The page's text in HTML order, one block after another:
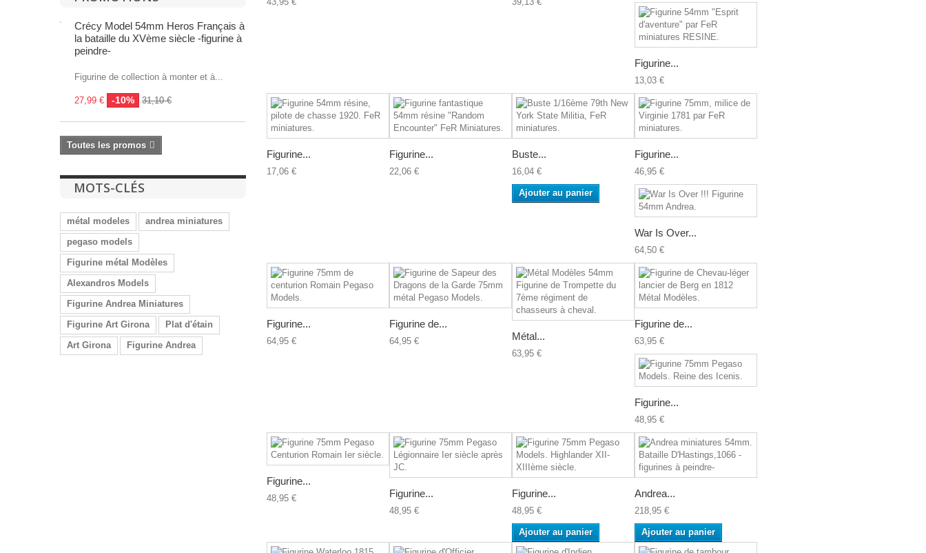
Crécy Model 54mm Heros Français à
la bataille du XVème siècle -figurine à
peindre-
Figurine de collection à monter et à...
27,99 € -10% 31,10 €
Toutes les promos
MOTS-CLÉS
métal modeles
andrea miniatures
pegaso models
Figurine métal Modèles
Alexandros Models
Figurine Andrea Miniatures
Figurine Art Girona
Plat d'étain
Art Girona
Figurine Andrea
Figurine...
13,03 €
Figurine...
17,06 €
Figurine...
22,06 €
Buste...
16,04 €
Ajouter au panier
Figurine...
46,95 €
War Is Over...
64,50 €
Figurine...
64,95 €
Figurine de...
64,95 € Métal...
63,95 €
Figurine de...
63,95 €
Figurine...
48,95 €
Figurine...
48,95 € Figurine...
48,95 €
Figurine...
48,95 €
Ajouter au panier
Andrea...
218,95 €
Ajouter au panier